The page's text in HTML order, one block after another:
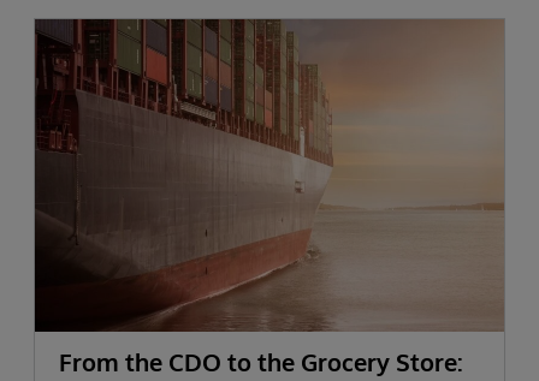
From the CDO to the Grocery Store: